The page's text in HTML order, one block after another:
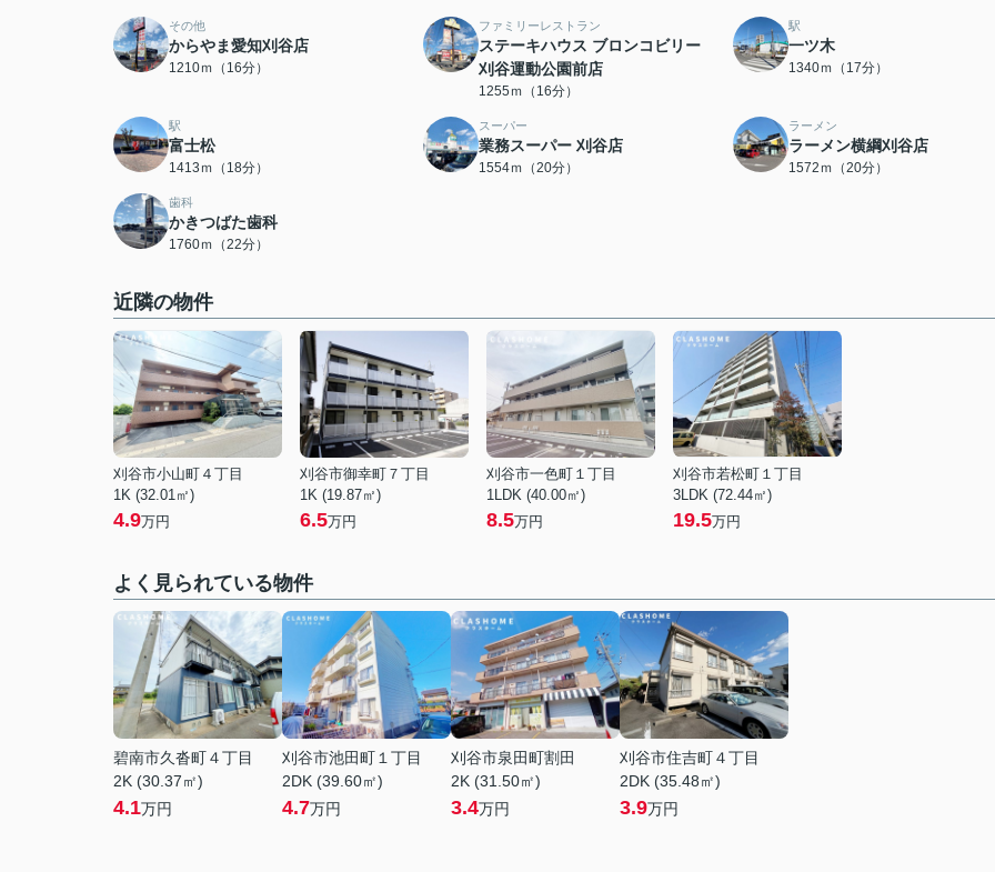
その他
からやま愛知刈谷店
1210ｍ（16分）
ファミリーレストラン
ステーキハウス ブロンコビリー
刈谷運動公園前店
1255ｍ（16分）
駅
一ツ木
1340ｍ（17分）
駅
富士松
1413ｍ（18分）
スーパー
業務スーパー 刈谷店
1554ｍ（20分）
ラーメン
ラーメン横綱刈谷店
1572ｍ（20分）
歯科
かきつばた歯科
1760ｍ（22分）
近隣の物件
刈谷市小山町４丁目
1K (32.01㎡)
4.9万円
刈谷市御幸町７丁目
1K (19.87㎡)
6.5万円
刈谷市一色町１丁目
1LDK (40.00㎡)
8.5万円
刈谷市若松町１丁目
3LDK (72.44㎡)
19.5万円
よく見られている物件
碧南市久沓町４丁目
2K (30.37㎡)
4.1万円
刈谷市池田町１丁目
2DK (39.60㎡)
4.7万円
刈谷市泉田町割田
2K (31.50㎡)
3.4万円
刈谷市住吉町４丁目
2DK (35.48㎡)
3.9万円